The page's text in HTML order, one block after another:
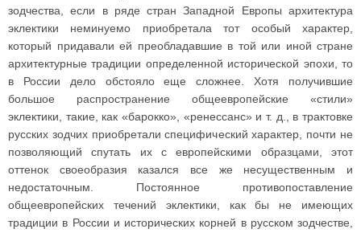
зодчества, если в ряде стран Западной Европы архитектура
эклектики неминуемо приобретала тот особый характер,
который придавали ей преобладавшие в той или иной стране
архитектурные традиции определенной исторической эпохи, то
в России дело обстояло еще сложнее. Хотя получившие
большое распространение общеевропейские «стили»
эклектики, такие, как «барокко», «ренессанс» и т. д., в трактовке
русских зодчих приобретали специфический характер, почти не
позволяющий спутать их с европейскими образцами, этот
оттенок своеобразия казался все же несущественным и
недостаточным. Постоянное противопоставление
общеевропейских течений эклектики, как бы не имеющих
традиции в России и исторических корней в русском зодчестве,